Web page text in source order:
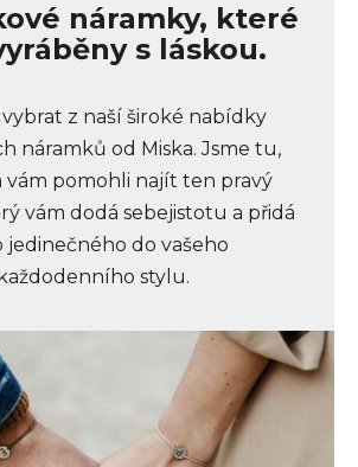
náramky, které
s láskou.
vybrat z naší široké nabídky
náramků od Miska. Jsme tu,
vám pomohli najít ten pravý
vám dodá sebejistotu a přidá
jedinečného do vašeho
každodenního stylu.